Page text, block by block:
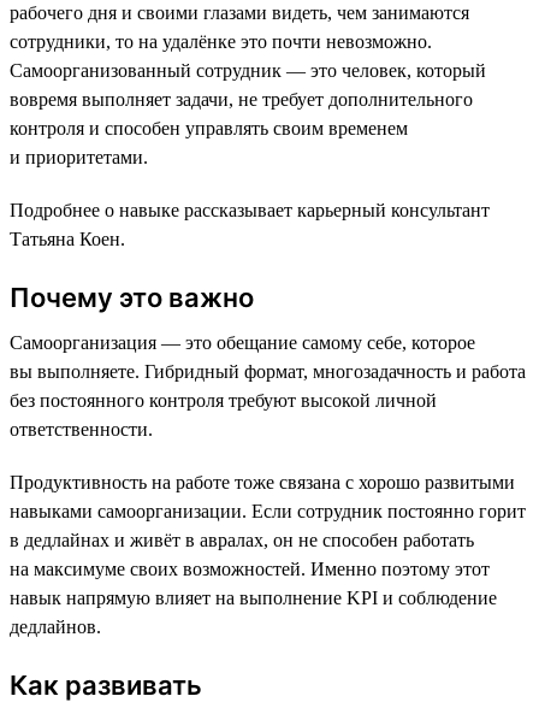
рабочего дня и своими глазами видеть, чем занимаются
сотрудники, то на удалёнке это почти невозможно.
Самоорганизованный сотрудник — это человек, который
вовремя выполняет задачи, не требует дополнительного
контроля и способен управлять своим временем
и приоритетами.
Подробнее о навыке рассказывает карьерный консультант
Татьяна Коен.
Почему это важно
Самоорганизация — это обещание самому себе, которое
вы выполняете. Гибридный формат, многозадачность и работа
без постоянного контроля требуют высокой личной
ответственности.
Продуктивность на работе тоже связана с хорошо развитыми
навыками самоорганизации. Если сотрудник постоянно горит
в дедлайнах и живёт в авралах, он не способен работать
на максимуме своих возможностей. Именно поэтому этот
навык напрямую влияет на выполнение KPI и соблюдение
дедлайнов.
Как развивать